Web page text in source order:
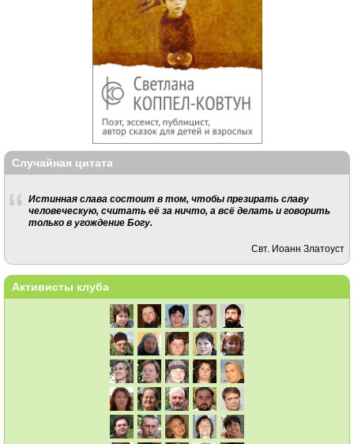
Случайная цитата
Истинная слава состоит в том, чтобы презирать славу
человеческую, считать её за ничто, а всё делать и говорить
только в угождение Богу.
Свт. Иоанн Златоуст
Активисты клуба